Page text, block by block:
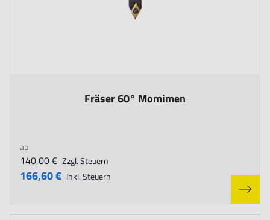
Fräser 60° Momimen
The price depends on the options chosen on the product page
ab
166,60 € Inkl. Steuern
140,00 € Zzgl. Steuern